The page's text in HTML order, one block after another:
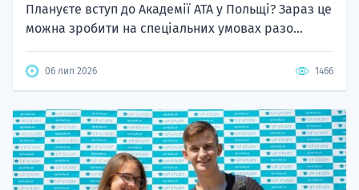
Плануєте вступ до Академії ATA у Польщі? Зараз це
можна зробити на спеціальних умовах разо...
06 лип 2026 1466